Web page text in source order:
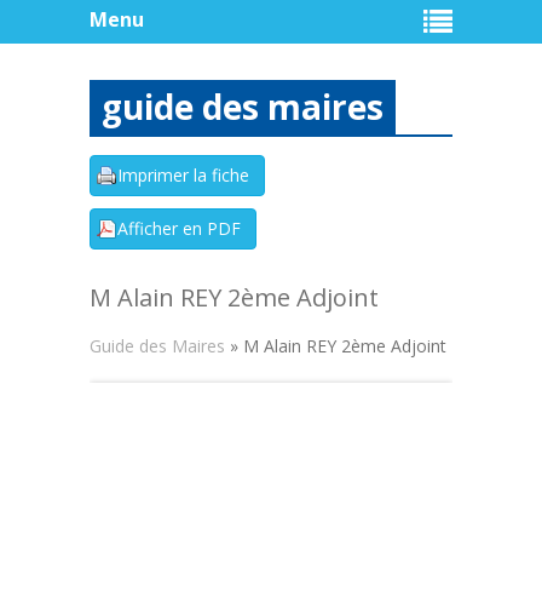
Menu
guide des maires
M Alain REY 2ème Adjoint
Guide des Maires » M Alain REY 2ème Adjoint